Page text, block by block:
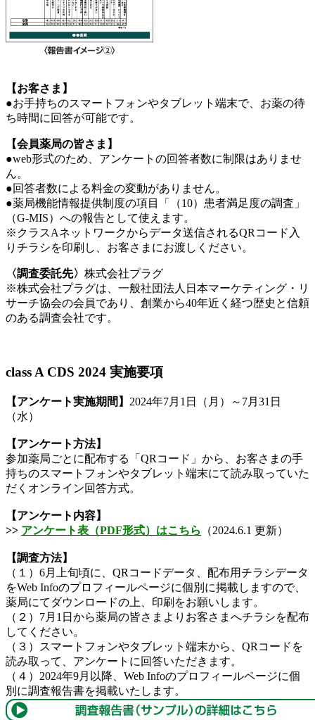
【お客さま】
●お手持ちのスマートフォンやタブレット端末で、お薬の待
ち時間に回答が可能です。
【会員薬局の皆さま】
●web形式のため、アンケートの回答者数に制限はありませ
ん。
●回答者数による料金の変動がありません。
●薬局機能情報提供制度の項目「（10）患者満足度の調査」
（G-MIS）への報告として使えます。
※クラスAネットワークからデータ送信されるQRコード入
りチラシを印刷し、お客さまにお渡しください。
〈調査委託先〉 株式会社プラグ
※株式会社プラグは、一般社団法人日本マーケティング・リ
サーチ協会の会員であり、創業から40年近く経つ歴史と信頼
のある調査会社です。
class A CDS 2024 実施要項
【アンケート実施期間】 2024年7月1日（月）～7月31日
（水）
【アンケート方法】
参加薬局ごとに配布する「QRコード」から、お客さまの手
持ちのスマートフォンやタブレット端末にて読み取っていた
だくオンライン回答方式。
【アンケート内容】
>> アンケート表（PDF形式）はこちら （2024.6.1 更新）
【調査方法】
（１）6月上旬頃に、QRコードデータ、配布用チラシデータ
をWeb Infoのプロフィールページに個別に掲載しますので、
薬局にてダウンロードの上、印刷をお願いします。
（２）7月1日から薬局の皆さまよりお客さまへチラシを配布
してください。
（３）スマートフォンやタブレット端末から、QRコードを
読み取って、アンケートに回答いただきます。
（４）2024年9月以降、Web Infoのプロフィールページに個
別に調査報告書を掲載いたします。